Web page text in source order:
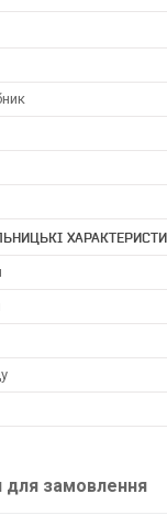
для замовлення